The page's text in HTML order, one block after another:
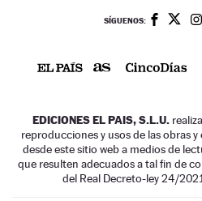
SÍGUENOS:
EDICIONES EL PAIS, S.L.U.
reproducciones y usos de las obras
desde este sitio web a medios de
que resulten adecuados a tal fin de
del Real Decreto-ley 24/